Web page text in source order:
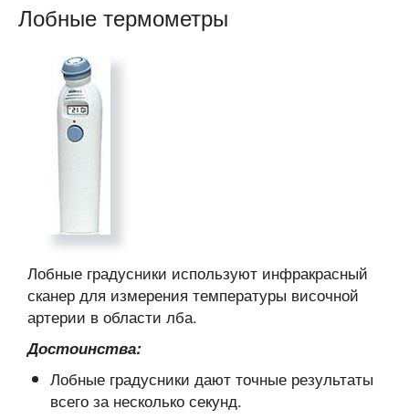
Лобные термометры
Лобные градусники используют инфракрасный
сканер для измерения температуры височной
артерии в области лба.
Достоинства:
Лобные градусники дают точные результаты
всего за несколько секунд.